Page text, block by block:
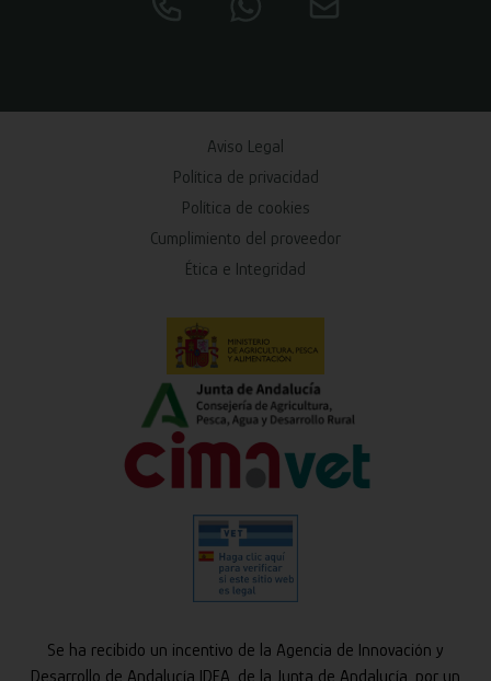
Aviso Legal
Política de privacidad
Política de cookies
Cumplimiento del proveedor
Ética e Integridad
Se ha recibido un incentivo de la Agencia de Innovación y
Desarrollo de Andalucía IDEA, de la Junta de Andalucía, por un